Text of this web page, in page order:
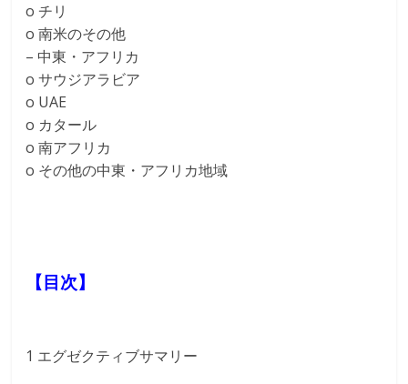
o チリ
o 南米のその他
– 中東・アフリカ
o サウジアラビア
o UAE
o カタール
o 南アフリカ
o その他の中東・アフリカ地域
【目次】
1 エグゼクティブサマリー